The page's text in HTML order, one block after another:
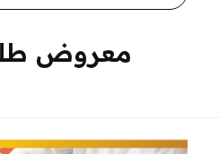
معروض